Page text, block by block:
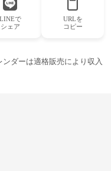
LINEで
シェア
URLを
コピー
ダーは適格販売により収入